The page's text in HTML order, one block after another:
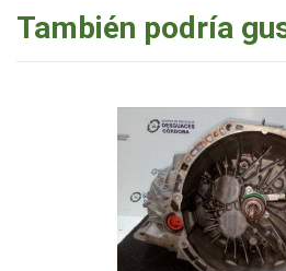
También podría